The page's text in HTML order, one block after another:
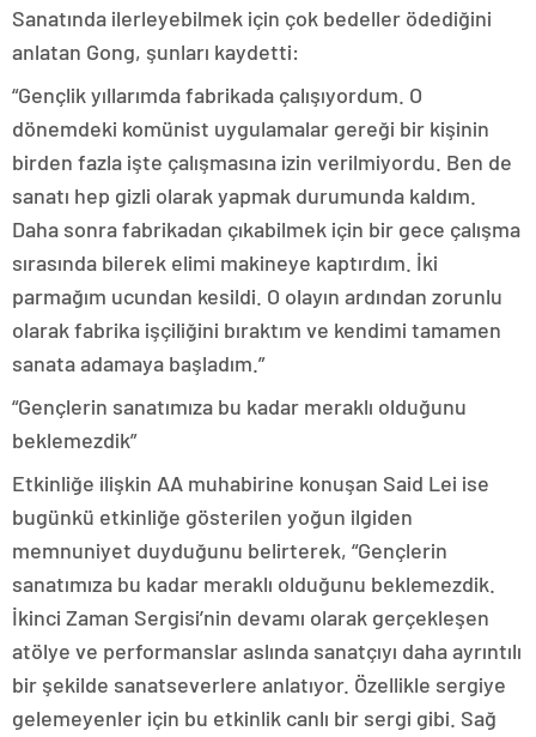
Sanatında ilerleyebilmek için çok bedeller ödediğini
anlatan Gong, şunları kaydetti:
“Gençlik yıllarımda fabrikada çalışıyordum. O
dönemdeki komünist uygulamalar gereği bir kişinin
birden fazla işte çalışmasına izin verilmiyordu. Ben de
sanatı hep gizli olarak yapmak durumunda kaldım.
Daha sonra fabrikadan çıkabilmek için bir gece çalışma
sırasında bilerek elimi makineye kaptırdım. İki
parmağım ucundan kesildi. O olayın ardından zorunlu
olarak fabrika işçiliğini bıraktım ve kendimi tamamen
sanata adamaya başladım.”
“Gençlerin sanatımıza bu kadar meraklı olduğunu
beklemezdik”
Etkinliğe ilişkin AA muhabirine konuşan Said Lei ise
bugünkü etkinliğe gösterilen yoğun ilgiden
memnuniyet duyduğunu belirterek, “Gençlerin
sanatımıza bu kadar meraklı olduğunu beklemezdik.
İkinci Zaman Sergisi’nin devamı olarak gerçekleşen
atölye ve performanslar aslında sanatçıyı daha ayrıntılı
bir şekilde sanatseverlere anlatıyor. Özellikle sergiye
gelemeyenler için bu etkinlik canlı bir sergi gibi. Sağ